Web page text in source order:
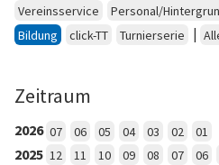
Vereinsservice
Personal/
Bildung
click-TT Turnierserie |
Zeitraum
2026 07 06 05 04 03 02 01
2025 12 11 10 09 08 07 06